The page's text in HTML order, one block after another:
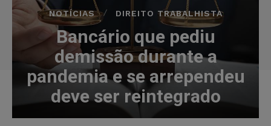
NOTÍCIAS DIREITO TRABALHISTA
Bancário que pediu
demissão durante a
pandemia e se arrependeu
deve ser reintegrado